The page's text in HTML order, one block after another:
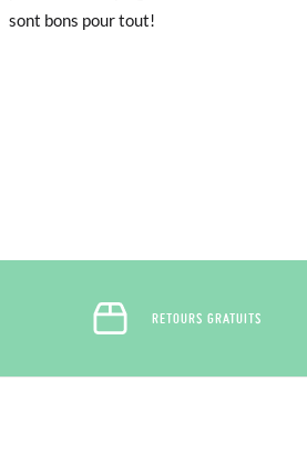
sont bons pour tout!
RETOURS GRATUITS